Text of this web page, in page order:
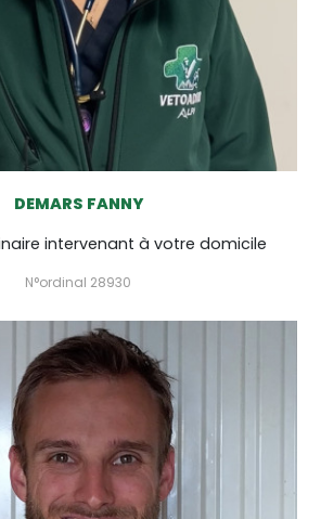
DEMARS FANNY
intervenant à votre domicile
N°ordinal 28930